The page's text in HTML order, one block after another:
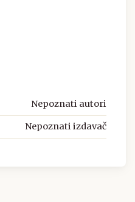
Nepoznati autori
Nepoznati izdavač